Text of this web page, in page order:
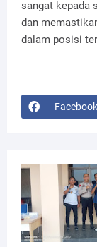
sangat kepada
dan
dalam posisi
Facebook